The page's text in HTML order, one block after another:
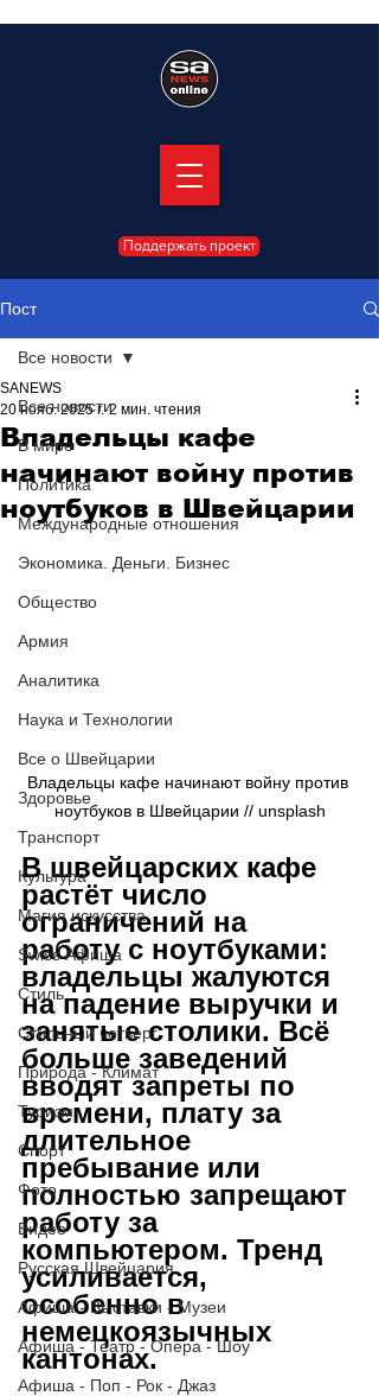
Поддержать проект
Пост
Все новости
В мире
Политика
Международные отношения
Экономика. Деньги. Бизнес
Общество
Армия
Аналитика
Наука и Технологии
Все о Швейцарии
Здоровье
Транспорт
Культура
Магия искусства
Swiss Афиша
Стиль
Стильный четверг
Природа - Климат
Туризм
Спорт
Фото
Видео
Русская Швейцария
Афиша - Выставки - Музеи
Афиша - Театр - Опера - Шоу
Афиша - Поп - Рок - Джаз
Все новости
Владельцы кафе
начинают войну против
ноутбуков в Швейцарии
SANEWS
20 нояб. 2025 г. 2 мин. чтения
Владельцы кафе начинают войну против
ноутбуков в Швейцарии // unsplash
В швейцарских кафе
растёт число
ограничений на
работу с ноутбуками:
владельцы жалуются
на падение выручки и
занятые столики. Всё
больше заведений
вводят запреты по
времени, плату за
длительное
пребывание или
полностью запрещают
работу за
компьютером. Тренд
усиливается,
особенно в
немецкоязычных
кантонах.